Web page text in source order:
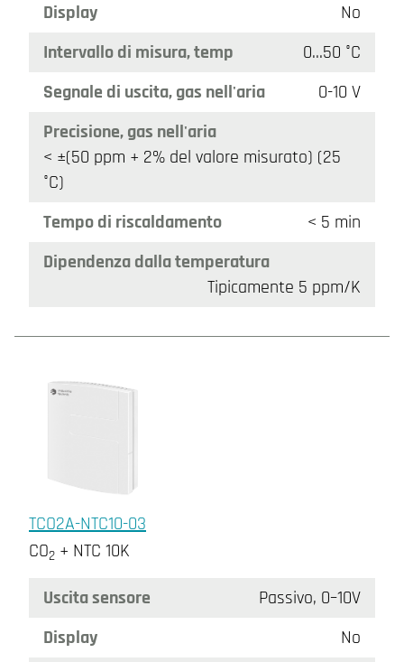
Display
No
Intervallo di misura, temp
0…50 °C
Segnale di uscita, gas nell'aria
0-10 V
Precisione, gas nell'aria
< ±(50 ppm + 2% del valore misurato) (25
°C)
Tempo di riscaldamento
< 5 min
Dipendenza dalla temperatura
Tipicamente 5 ppm/K
TCO2A-NTC10-03
CO2 + NTC 10K
Uscita sensore
Passivo, 0–10V
Display
No